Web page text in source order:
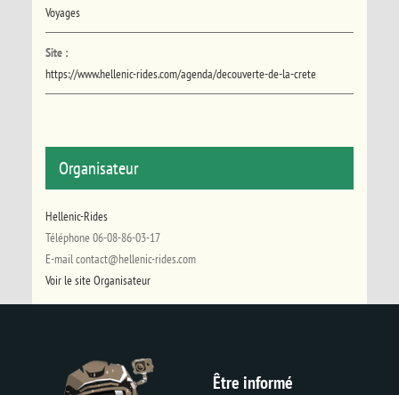
Voyages
Site :
https://www.hellenic-rides.com/agenda/decouverte-de-la-crete
Organisateur
Hellenic-Rides
Téléphone 06-08-86-03-17
E-mailcontact@hellenic-rides.com
Voir le site Organisateur
Être informé